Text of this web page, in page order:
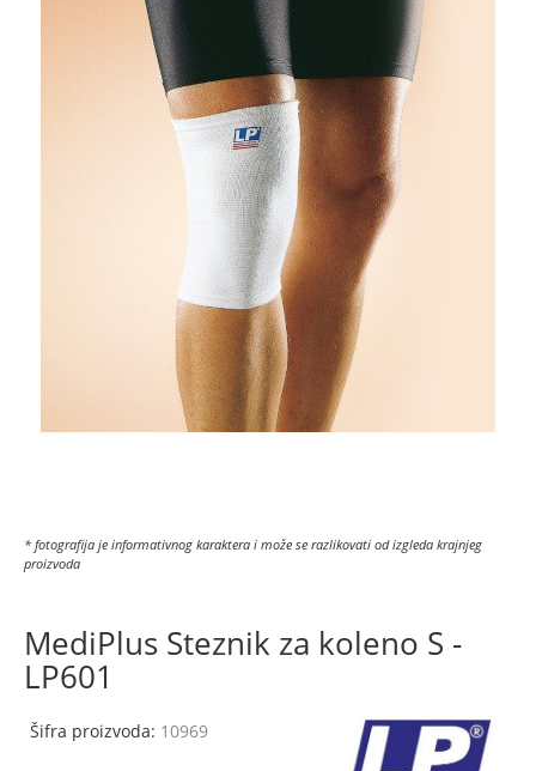
* fotografija je informativnog karaktera i može se razlikovati od izgleda krajnjeg
proizvoda
MediPlus Steznik za koleno S -
LP601
Šifra proizvoda: 10969